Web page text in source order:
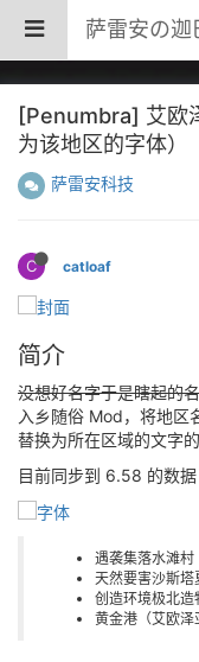
萨雷安の迦
[Penumbra] 艾欧
为该地区的字体）
萨雷安科技
C catloaf
简介
没想好名字于是瞎起的
入乡随俗 Mod，将地
替换为所在区域的文字
目前同步到 6.58 的数据
遇袭集落水滩村
天然要害沙斯塔
创造环境极北造
黄金港（艾欧泽